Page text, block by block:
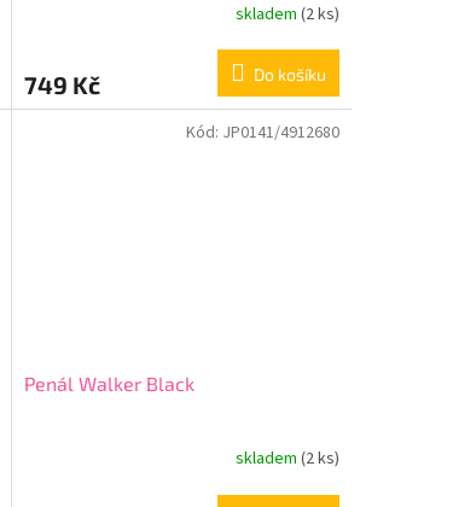
skladem (2 ks)
749 Kč Do košíku
Penál Walker Black
skladem (2 ks)
Kód: JP0141/4912680